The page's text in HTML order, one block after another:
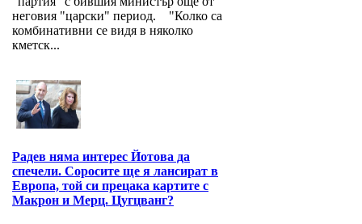
неговия "царски" период. "Колко са
комбинативни се видя в няколко
кметск...
Радев няма интерес Йотова да
спечели. Соросите ще я лансират в
Европа, той си прецака картите с
Макрон и Мерц. Цугцванг?